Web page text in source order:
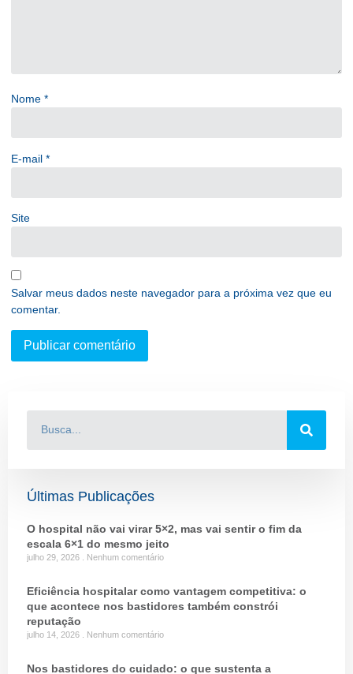
Nome *
E-mail *
Site
Salvar meus dados neste navegador para a próxima vez que eu
comentar.
Últimas Publicações
O hospital não vai virar 5×2, mas vai sentir o fim da
escala 6×1 do mesmo jeito
julho 29, 2026 Nenhum comentário
Eficiência hospitalar como vantagem competitiva: o
que acontece nos bastidores também constrói
reputação
julho 14, 2026 Nenhum comentário
Nos bastidores do cuidado: o que sustenta a